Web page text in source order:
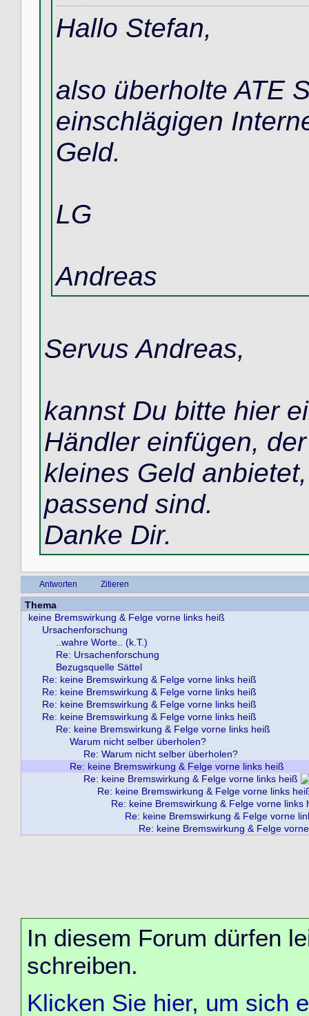
Hallo Stefan,
also überholte ATE
einschlägigen
Geld.
LG
Andreas
Servus Andreas,
kannst Du bitte hier
Händler einfügen,
kleines Geld
passend sind.
Danke Dir.
Antworten Zitieren
Thema
keine Bremswirkung & Felge vorne links heiß
Ursachenforschung
..wahre Worte.. (k.T.)
Re: Ursachenforschung
Bezugsquelle Sättel
Re: keine Bremswirkung & Felge vorne links heiß
Re: keine Bremswirkung & Felge vorne links heiß
Re: keine Bremswirkung & Felge vorne links heiß
Re: keine Bremswirkung & Felge vorne links heiß
Re: keine Bremswirkung & Felge vorne links heiß
Warum nicht selber überholen?
Re: Warum nicht selber überholen?
Re: keine Bremswirkung & Felge vorne links heiß
Re: keine Bremswirkung & Felge vorne links heiß
Re: keine Bremswirkung & Felge vorne links
Re: keine Bremswirkung & Felge vorne links
Re: keine Bremswirkung & Felge vorne
Re: keine Bremswirkung & Felge
In diesem Forum dürfen
schreiben.
Klicken Sie hier, um sich